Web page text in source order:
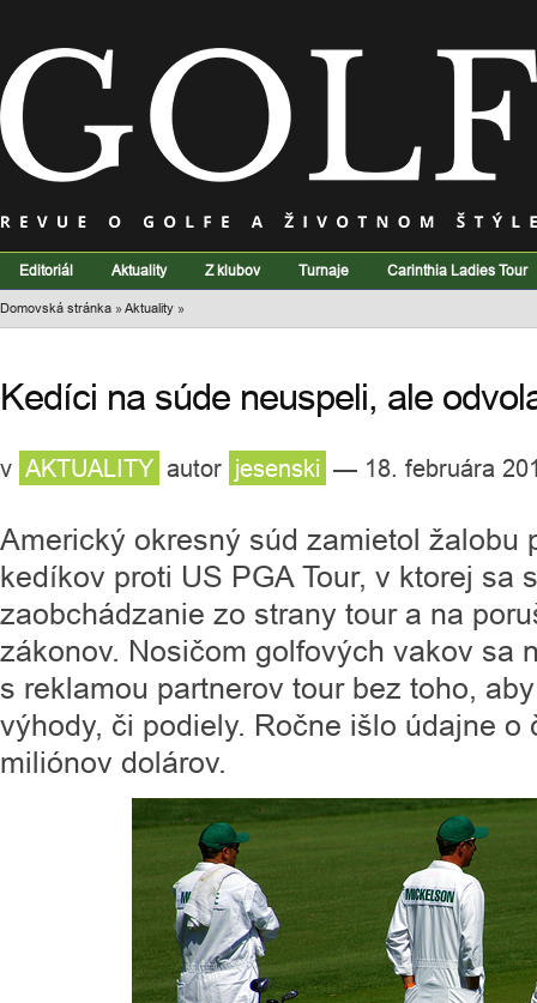
Editoriál Aktuality Z klubov Turnaje Carinthia Ladies Tour
Domovská stránka »Aktuality »
Kedíci na súde neuspeli, ale
v AKTUALITY autor jesenski — 18. februára
Americký okresný súd zamietol žalobu
kedíkov proti US PGA Tour, v ktorej sa
zaobchádzanie zo strany tour a na
zákonov. Nosičom golfových vakov sa
s reklamou partnerov tour bez toho,
výhody, či podiely. Ročne išlo údajne o
miliónov dolárov.